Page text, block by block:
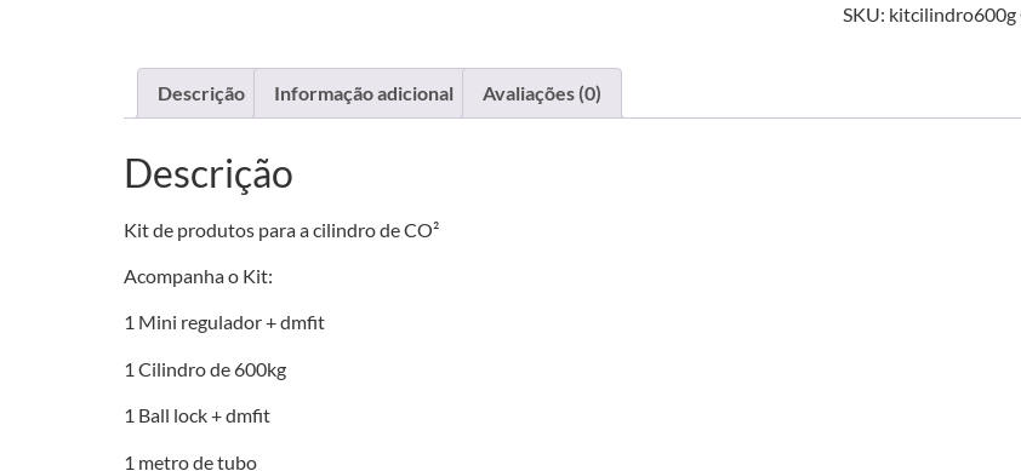
SKU: kitcilindro600g
Descrição Informação adicional Avaliações (0)
Descrição
Kit de produtos para a cilindro de CO²
Acompanha o Kit:
1 Mini regulador + dmfit
1 Cilindro de 600kg
1 Ball lock + dmfit
1 metro de tubo